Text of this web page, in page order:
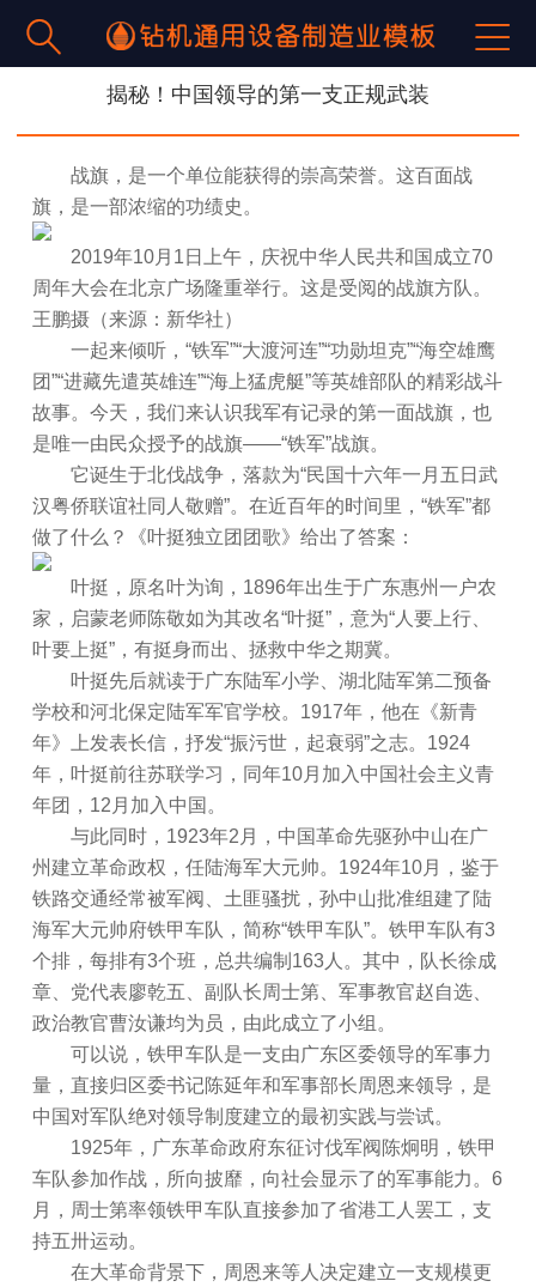


揭秘！中国领导的第一支正规武装
战旗，是一个单位能获得的崇高荣誉。这百面战
旗，是一部浓缩的功绩史。
2019年10月1日上午，庆祝中华人民共和国成立70
周年大会在北京广场隆重举行。这是受阅的战旗方队。
王鹏摄（来源：新华社）
一起来倾听，“铁军”“大渡河连”“功勋坦克”“海空雄鹰
团”“进藏先遣英雄连”“海上猛虎艇”等英雄部队的精彩战斗
故事。今天，我们来认识我军有记录的第一面战旗，也
是唯一由民众授予的战旗——“铁军”战旗。
它诞生于北伐战争，落款为“民国十六年一月五日武
汉粤侨联谊社同人敬赠”。在近百年的时间里，“铁军”都
做了什么？《叶挺独立团团歌》给出了答案：
叶挺，原名叶为询，1896年出生于广东惠州一户农
家，启蒙老师陈敬如为其改名“叶挺”，意为“人要上行、
叶要上挺”，有挺身而出、拯救中华之期冀。
叶挺先后就读于广东陆军小学、湖北陆军第二预备
学校和河北保定陆军军官学校。1917年，他在《新青
年》上发表长信，抒发“振污世，起衰弱”之志。1924
年，叶挺前往苏联学习，同年10月加入中国社会主义青
年团，12月加入中国。
与此同时，1923年2月，中国革命先驱孙中山在广
州建立革命政权，任陆海军大元帅。1924年10月，鉴于
铁路交通经常被军阀、土匪骚扰，孙中山批准组建了陆
海军大元帅府铁甲车队，简称“铁甲车队”。铁甲车队有3
个排，每排有3个班，总共编制163人。其中，队长徐成
章、党代表廖乾五、副队长周士第、军事教官赵自选、
政治教官曹汝谦均为员，由此成立了小组。
可以说，铁甲车队是一支由广东区委领导的军事力
量，直接归区委书记陈延年和军事部长周恩来领导，是
中国对军队绝对领导制度建立的最初实践与尝试。
1925年，广东革命政府东征讨伐军阀陈炯明，铁甲
车队参加作战，所向披靡，向社会显示了的军事能力。6
月，周士第率领铁甲车队直接参加了省港工人罢工，支
持五卅运动。
在大革命背景下，周恩来等人决定建立一支规模更